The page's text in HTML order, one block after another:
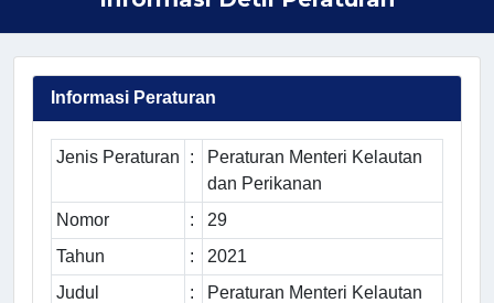
Informasi Peraturan
Jenis Peraturan :
Peraturan Menteri Kelautan
dan Perikanan
Nomor
:
29
Tahun
:
2021
Judul
:
Peraturan Menteri Kelautan